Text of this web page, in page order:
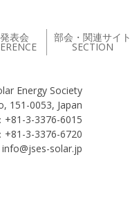
表会 部会・関連サイト
SECTION
Energy Society
151-0053, Japan
+81-3-3376-6015
+81-3-3376-6720
info@jses-solar.jp